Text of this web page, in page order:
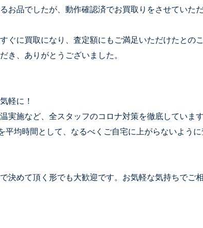
お品でしたが、動作確認済でお買取りをさせていただ
ぐに買取になり、査定額にもご満足いただけたとの
き、ありがとうございました。
軽に！
実施など、全スタッフのコロナ対策を徹底しています
平均時間として、なるべくご自宅に上がらないように
決めて頂く形でも大歓迎です。お気軽な気持ちでご相